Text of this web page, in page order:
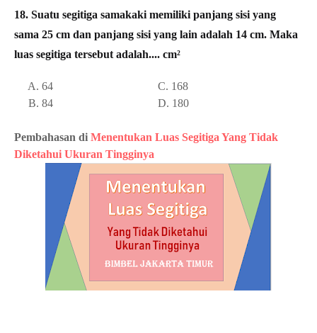
18. Suatu segitiga samakaki memiliki panjang sisi yang
sama 25 cm dan panjang sisi yang lain adalah 14 cm. Maka
luas segitiga tersebut adalah.... cm²
A. 64 C. 168
B. 84 D. 180
Pembahasan di Menentukan Luas Segitiga Yang Tidak
Diketahui Ukuran Tingginya